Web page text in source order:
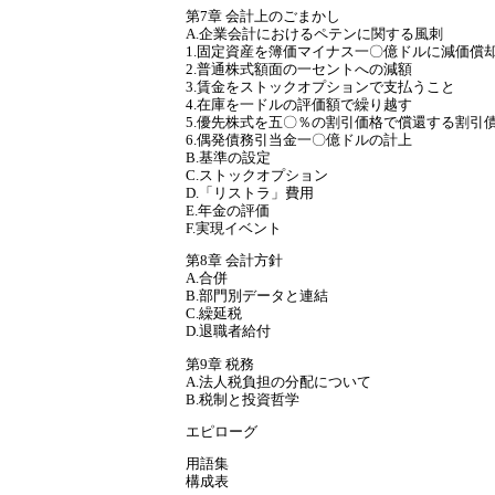
第7章 会計上のごまかし
A.企業会計におけるペテンに関する風刺
1.固定資産を簿価マイナス一〇億ドルに減価償
2.普通株式額面の一セントへの減額
3.賃金をストックオプションで支払うこと
4.在庫を一ドルの評価額で繰り越す
5.優先株式を五〇％の割引価格で償還する割引
6.偶発債務引当金一〇億ドルの計上
B.基準の設定
C.ストックオプション
D.「リストラ」費用
E.年金の評価
F.実現イベント
第8章 会計方針
A.合併
B.部門別データと連結
C.繰延税
D.退職者給付
第9章 税務
A.法人税負担の分配について
B.税制と投資哲学
エピローグ
用語集
構成表